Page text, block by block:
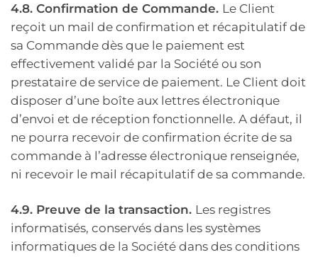
4.8. Confirmation de Commande. Le Client
reçoit un mail de confirmation et récapitulatif de
sa Commande dès que le paiement est
effectivement validé par la Société ou son
prestataire de service de paiement. Le Client doit
disposer d’une boîte aux lettres électronique
d’envoi et de réception fonctionnelle. A défaut, il
ne pourra recevoir de confirmation écrite de sa
commande à l’adresse électronique renseignée,
ni recevoir le mail récapitulatif de sa commande.
4.9. Preuve de la transaction. Les registres
informatisés, conservés dans les systèmes
informatiques de la Société dans des conditions